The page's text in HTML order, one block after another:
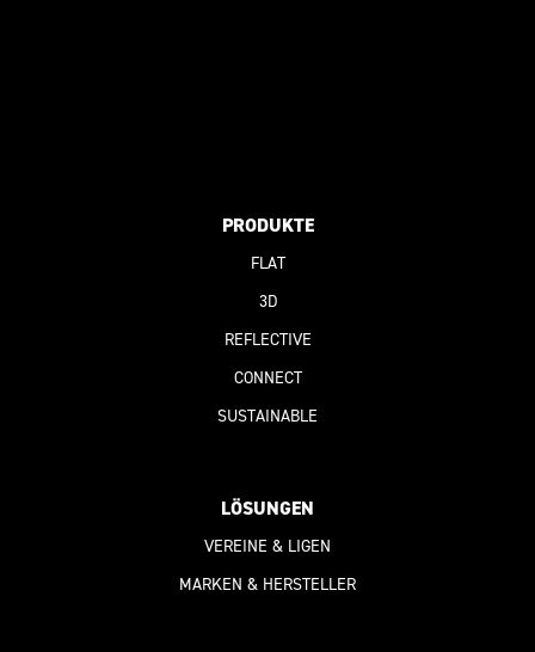
PRODUKTE
FLAT
3D
REFLECTIVE
CONNECT
SUSTAINABLE
LÖSUNGEN
VEREINE & LIGEN
MARKEN & HERSTELLER